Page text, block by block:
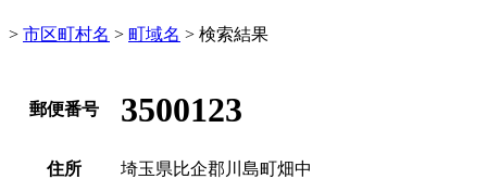
> 市区町村名 > 町域名 > 検索結果
郵便番号 3500123
住所
埼玉県比企郡川島町畑中